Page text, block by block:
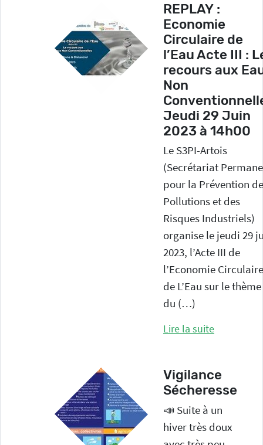
REPLAY :
Economie
Circulaire de
l’Eau Acte III :
recours aux
Non
Jeudi 29 Juin
2023 à 14h00
Le S3PI-Artois
(Secrétariat
pour la Prévention
Pollutions et des
Risques Industriels)
organise le jeudi 29
2023, l’Acte III de
l’Economie Circulaire
de L’Eau sur le thème
du (…)
Lire la suite
Vigilance
Sécheresse
📣 Suite à un
hiver très doux